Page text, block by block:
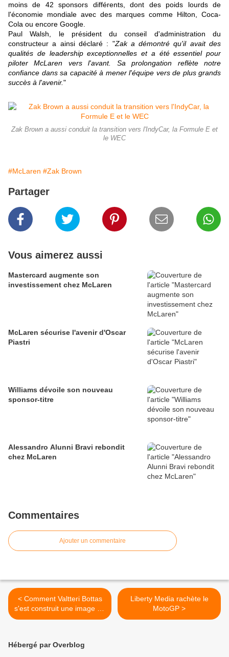
moins de 42 sponsors différents, dont des poids lourds de
l'économie mondiale avec des marques comme Hilton, Coca-
Cola ou encore Google.
Paul Walsh, le président du conseil d'administration du
constructeur a ainsi déclaré : "Zak a démontré qu'il avait des
qualités de leadership exceptionnelles et a été essentiel pour
piloter McLaren vers l'avant. Sa prolongation reflète notre
confiance dans sa capacité à mener l'équipe vers de plus grands
succès à l'avenir."
Zak Brown a aussi conduit la transition vers l'IndyCar, la Formule E et
le WEC
#McLaren #Zak Brown
Partager
Vous aimerez aussi
Mastercard augmente son
investissement chez McLaren
McLaren sécurise l'avenir d'Oscar
Piastri
Williams dévoile son nouveau
sponsor-titre
Alessandro Alunni Bravi rebondit
chez McLaren
Commentaires
Ajouter un commentaire
< Comment Valtteri Bottas
s'est construit une image de
marque personnelle
Liberty Media rachète le
MotoGP >
Hébergé par Overblog